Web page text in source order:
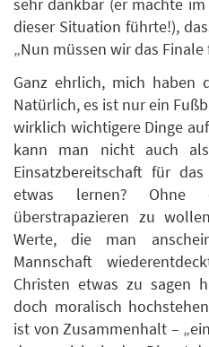
dieser Situation führte!),
„Nun müssen wir das
Ganz ehrlich, mich haben
Natürlich, es ist nur ein
wirklich wichtigere Dinge
kann man nicht auch
Einsatzbereitschaft für
etwas lernen? Ohne
überstrapazieren zu
Werte, die man
Mannschaft
Christen etwas zu sagen
doch moralisch
ist von Zusammenhalt –